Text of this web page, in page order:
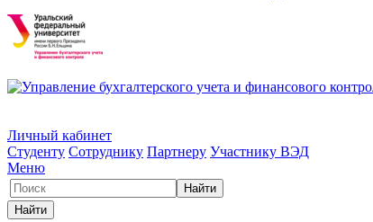
Личный кабинет
Студенту Сотруднику Партнеру Участнику ВЭД
Меню